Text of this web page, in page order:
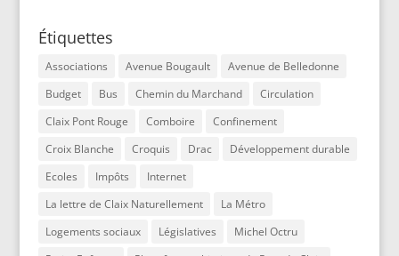
Étiquettes
Associations Avenue Bougault
Avenue de Belledonne
Budget
Bus Chemin du Marchand
Circulation
Claix Pont Rouge
Comboire
Confinement
Croix Blanche
Croquis Drac
Développement durable
Ecoles
Impôts
Internet
La lettre de Claix Naturellement
La Métro
Logements sociaux
Législatives
Michel Octru